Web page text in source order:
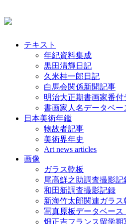
テキスト
年紀資料集成
黒田清輝日記
久米桂一郎日記
白馬会関係新聞記事
明治大正期書画家番付
書画家人名データベ
日本美術年鑑
物故者記事
美術界年史
Art news articles
画像
ガラス乾板
尾高鮮之助調査撮影記
和田新調査撮影記録
新海竹太郎関連ガラス
写真原板データベース
畑正吉フランス留学期